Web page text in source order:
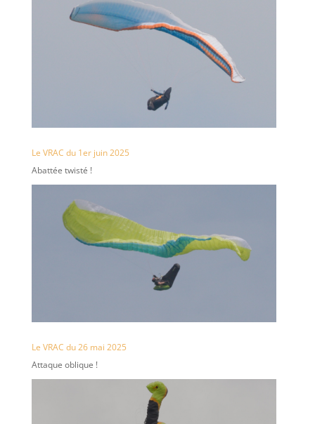
Le VRAC du 1er juin 2025
Abattée twisté !
Le VRAC du 26 mai 2025
Attaque oblique !